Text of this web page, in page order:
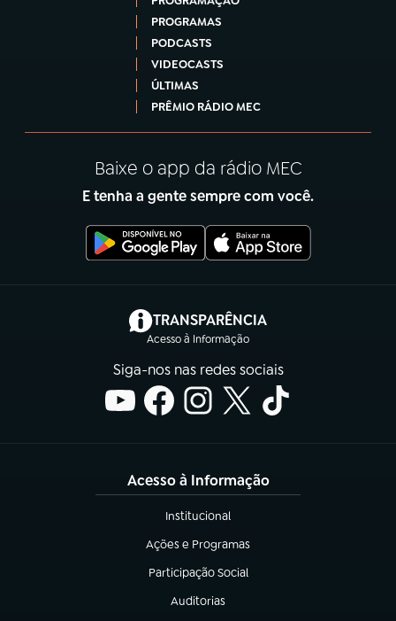
PROGRAMAS
PODCASTS
VIDEOCASTS
ÚLTIMAS
PRÊMIO RÁDIO MEC
Baixe o app da rádio MEC
E tenha a gente sempre com você.
TRANSPARÊNCIA
Acesso à Informação
(abre em nova aba)
Siga-nos nas redes sociais
Acesso à Informação
Institucional
(abre em nova aba)
Ações e Programas
(abre em nova aba)
Participação Social
(abre em nova aba)
Auditorias
(abre em nova aba)